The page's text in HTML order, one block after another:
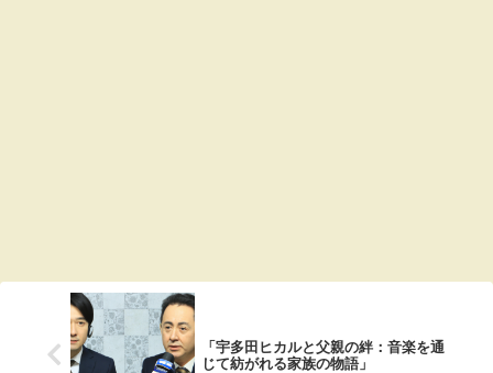
「宇多田ヒカルと父親の絆：音楽を通
じて紡がれる家族の物語」